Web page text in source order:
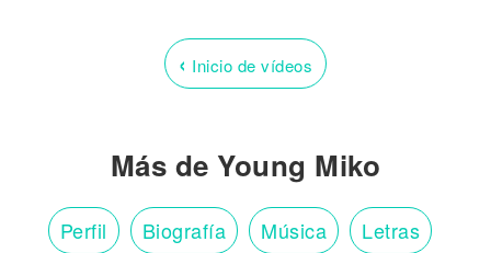
‹ Inicio de vídeos
Más de Young Miko
Perfil Biografía Música Letras